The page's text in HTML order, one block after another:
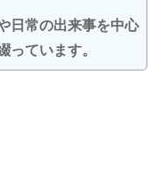
日常の出来事を中心
っています。